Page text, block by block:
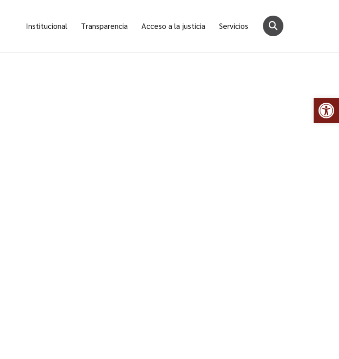
Institucional Transparencia Acceso a la justicia Servicios